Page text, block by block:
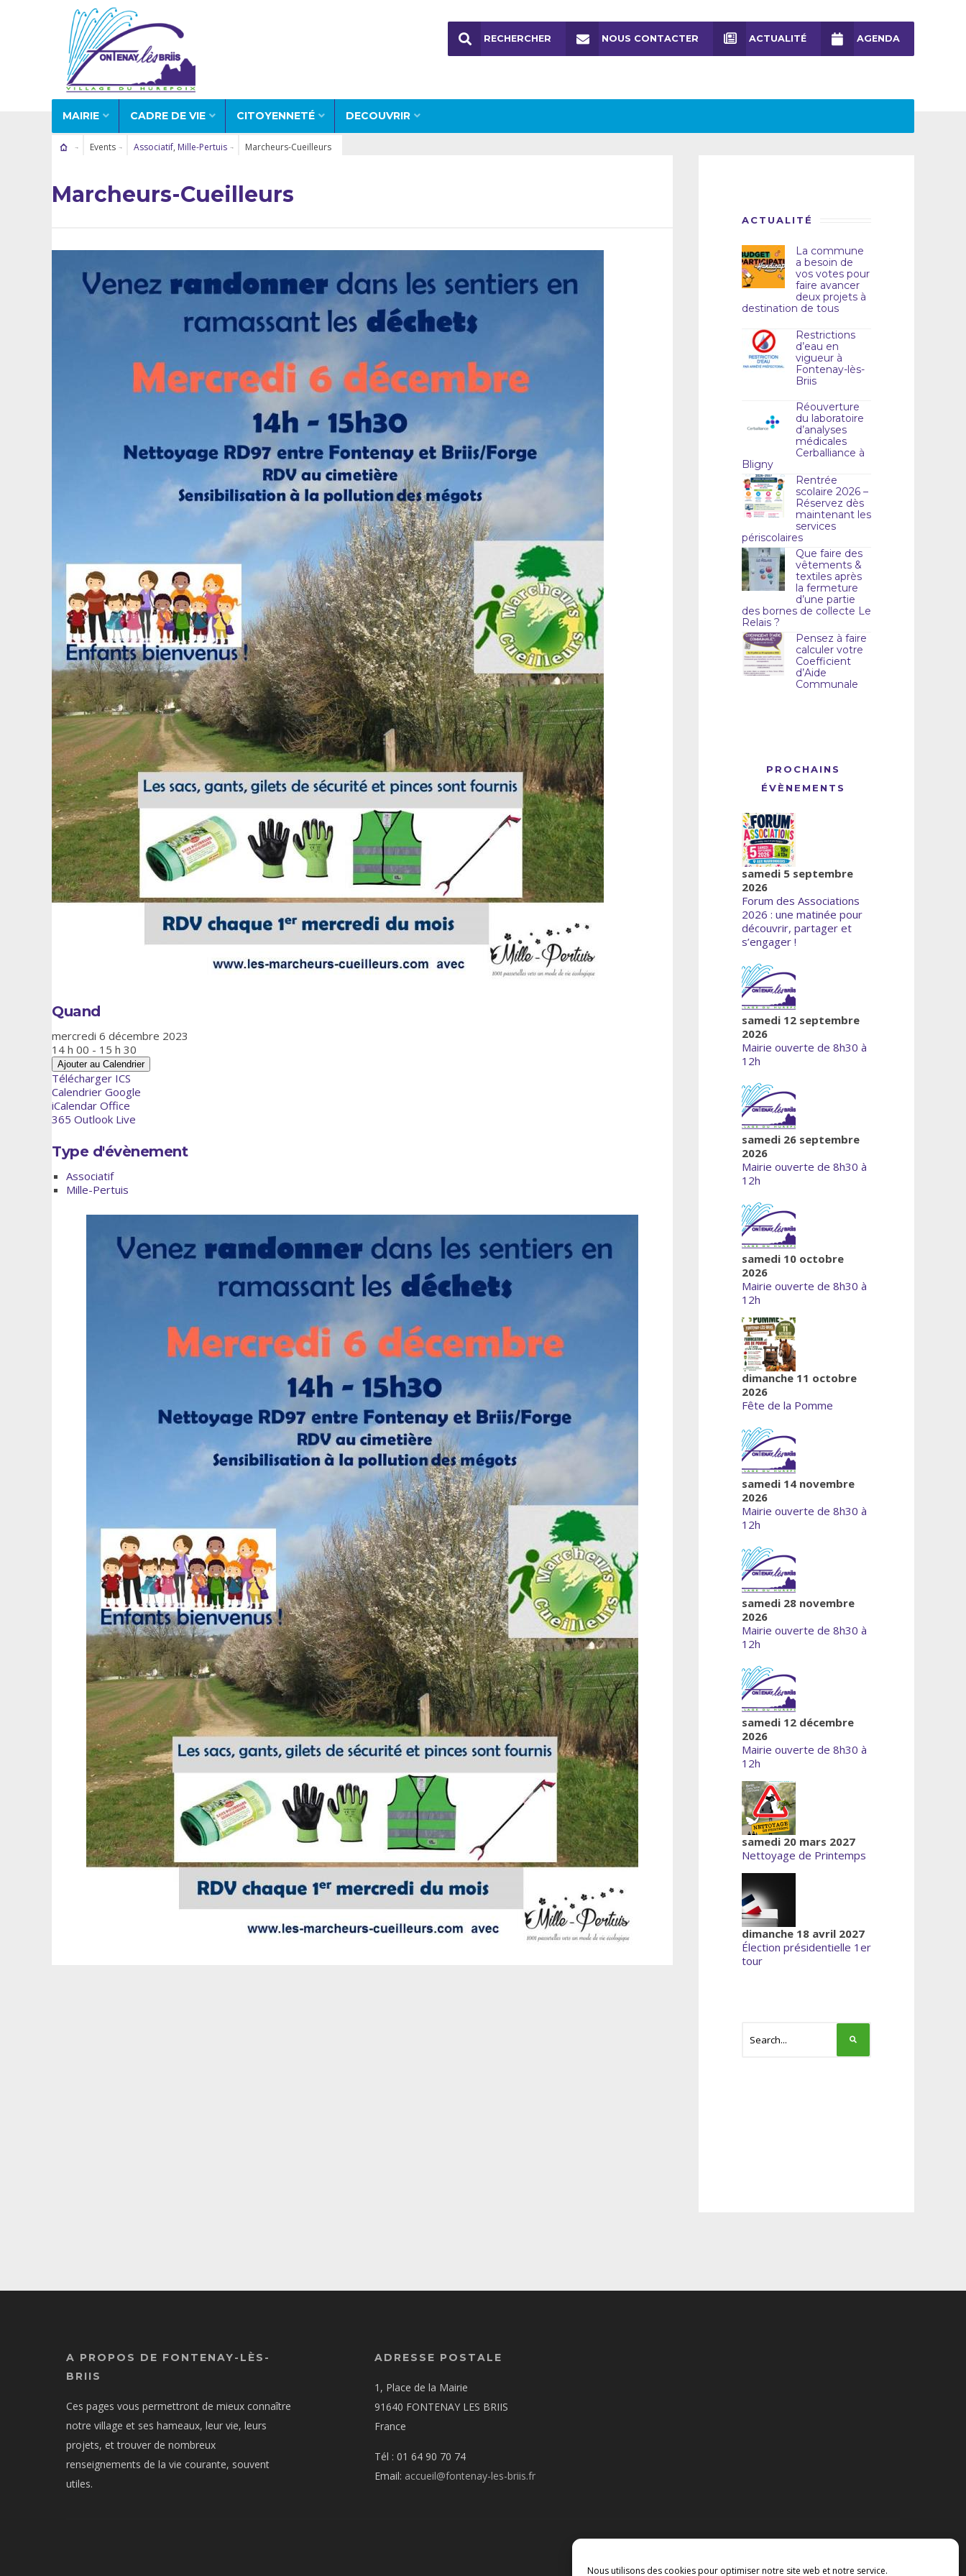
Nous utilisons des cookies pour optimiser notre site web et notre service.
MAIRIE CADRE DE VIE CITOYENNETÉ DECOUVRIR
RECHERCHER NOUS CONTACTER ACTUALITÉ AGENDA
Events Associatif, Mille-Pertuis Marcheurs-Cueilleurs
Marcheurs-Cueilleurs
Quand
mercredi 6 décembre 2023
14 h 00 - 15 h 30
Ajouter au Calendrier
Télécharger ICS
Calendrier Google
iCalendar Office
365 Outlook Live
Type d'évènement
Associatif
Mille-Pertuis
ACTUALITÉ
La commune
a besoin de
vos votes pour
faire avancer
deux projets à
destination de tous
Restrictions
d’eau en
vigueur à
Fontenay-lès-
Briis
Réouverture
du laboratoire
d’analyses
médicales
Cerballiance à
Bligny
Rentrée
scolaire 2026 –
Réservez dès
maintenant les
services
périscolaires
Que faire des
vêtements &
textiles après
la fermeture
d’une partie
des bornes de collecte Le
Relais ?
Pensez à faire
calculer votre
Coefficient
d’Aide
Communale
PROCHAINS
ÉVÈNEMENTS
samedi 5 septembre
2026
Forum des Associations
2026 : une matinée pour
découvrir, partager et
s’engager !
samedi 12 septembre
2026
Mairie ouverte de 8h30 à
12h
samedi 26 septembre
2026
Mairie ouverte de 8h30 à
12h
samedi 10 octobre
2026
Mairie ouverte de 8h30 à
12h
dimanche 11 octobre
2026
Fête de la Pomme
samedi 14 novembre
2026
Mairie ouverte de 8h30 à
12h
samedi 28 novembre
2026
Mairie ouverte de 8h30 à
12h
samedi 12 décembre
2026
Mairie ouverte de 8h30 à
12h
samedi 20 mars 2027
Nettoyage de Printemps
dimanche 18 avril 2027
Élection présidentielle 1er
tour
A PROPOS DE FONTENAY-LÈS-
BRIIS
Ces pages vous permettront de mieux connaître
notre village et ses hameaux, leur vie, leurs
projets, et trouver de nombreux
renseignements de la vie courante, souvent
utiles.
ADRESSE POSTALE
1, Place de la Mairie
91640 FONTENAY LES BRIIS
France
Tél : 01 64 90 70 74
Email: accueil@fontenay-les-briis.fr